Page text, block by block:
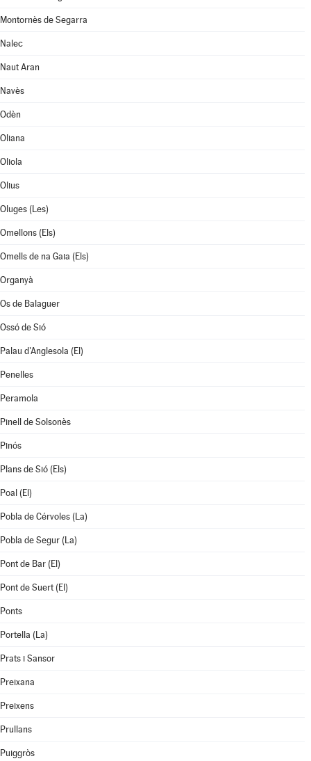
Montornès de Segarra
Nalec
Naut Aran
Navès
Odèn
Oliana
Oliola
Olius
Oluges (Les)
Omellons (Els)
Omells de na Gaia (Els)
Organyà
Os de Balaguer
Ossó de Sió
Palau d'Anglesola (El)
Penelles
Peramola
Pinell de Solsonès
Pinós
Plans de Sió (Els)
Poal (El)
Pobla de Cérvoles (La)
Pobla de Segur (La)
Pont de Bar (El)
Pont de Suert (El)
Ponts
Portella (La)
Prats i Sansor
Preixana
Preixens
Prullans
Puiggròs